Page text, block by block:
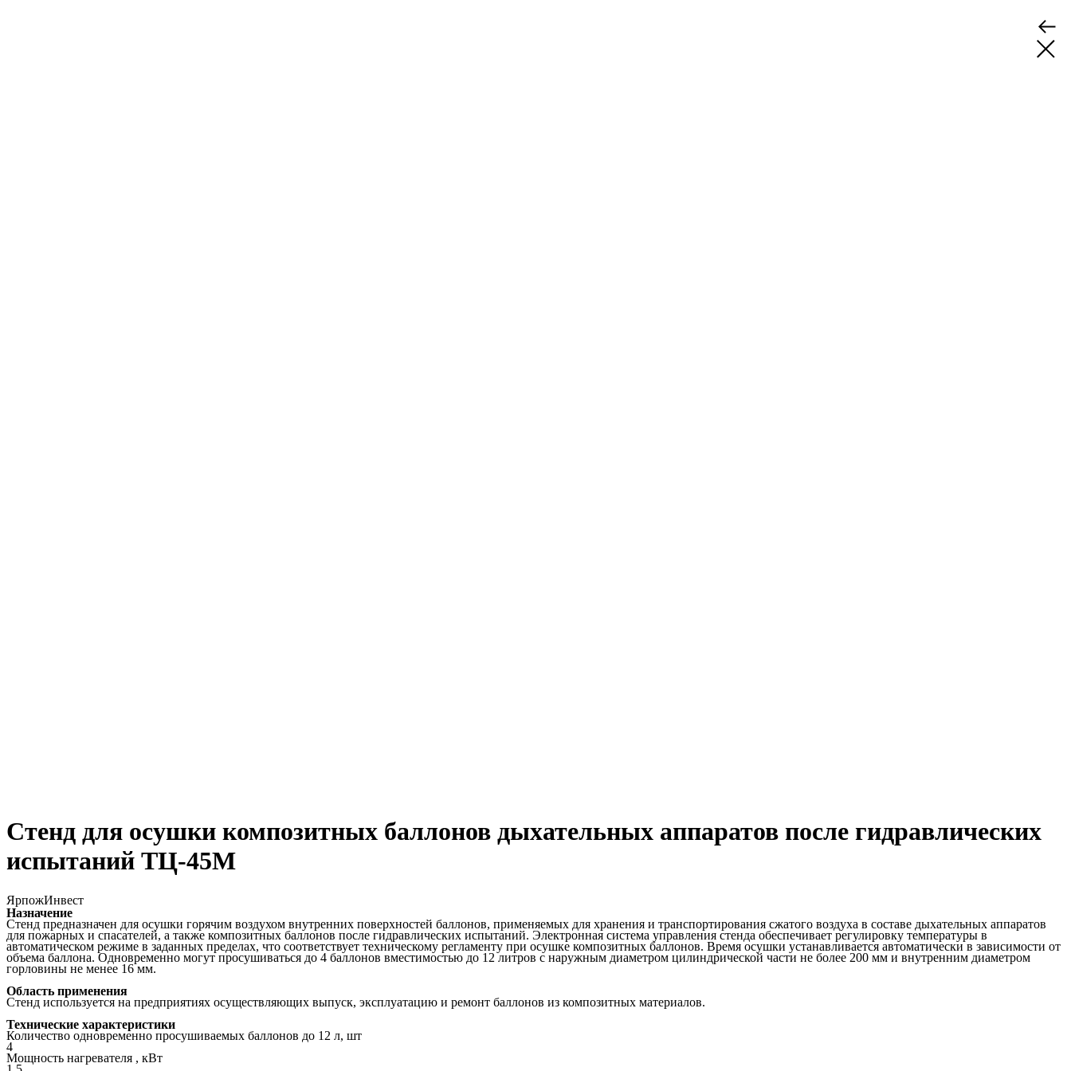
Стенд для осушки композитных баллонов дыхательных аппаратов после гидравлических
испытаний ТЦ-45М
ЯрпожИнвест
Назначение
Cтенд предназначен для осушки горячим воздухом внутренних поверхностей баллонов, применяемых для хранения и транспортирования сжатого воздуха в составе дыхательных аппаратов
для пожарных и спасателей, а также композитных баллонов после гидравлических испытаний. Электронная система управления стенда обеспечивает регулировку температуры в
автоматическом режиме в заданных пределах, что соответствует техническому регламенту при осушке композитных баллонов. Время осушки устанавливается автоматически в зависимости от
объема баллона. Одновременно могут просушиваться до 4 баллонов вместимостью до 12 литров с наружным диаметром цилиндрической части не более 200 мм и внутренним диаметром
горловины не менее 16 мм.
Область применения
Cтенд используется на предприятиях осуществляющих выпуск, эксплуатацию и ремонт баллонов из композитных материалов.
Технические характеристики
Количество одновременно просушиваемых баллонов до 12 л, шт
4
Мощность нагревателя , кВт